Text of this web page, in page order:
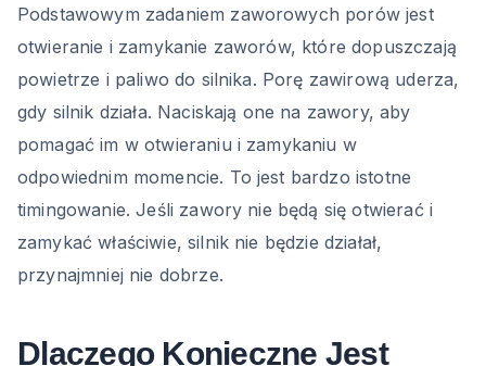
Podstawowym zadaniem zaworowych porów jest
otwieranie i zamykanie zaworów, które dopuszczają
powietrze i paliwo do silnika. Porę zawirową uderza,
gdy silnik działa. Naciskają one na zawory, aby
pomagać im w otwieraniu i zamykaniu w
odpowiednim momencie. To jest bardzo istotne
timingowanie. Jeśli zawory nie będą się otwierać i
zamykać właściwie, silnik nie będzie działał,
przynajmniej nie dobrze.
Dlaczego Konieczne Jest